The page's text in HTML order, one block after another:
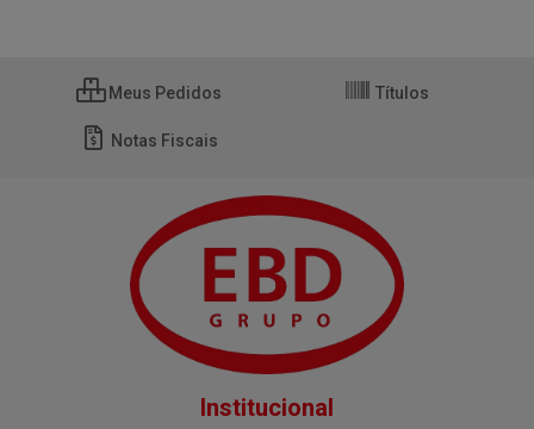
Meus Pedidos Títulos
Notas Fiscais
Institucional